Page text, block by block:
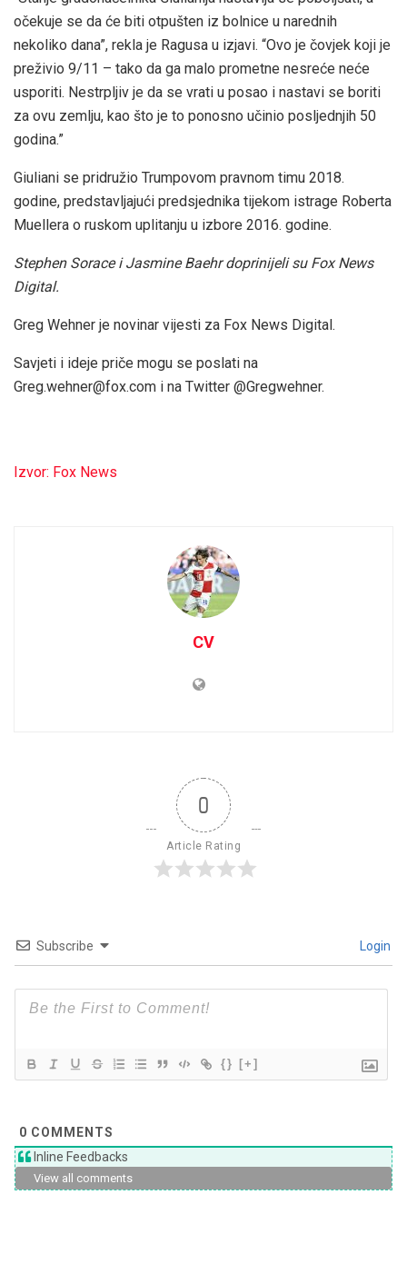
očekuje se da će biti otpušten iz bolnice u narednih
nekoliko dana”, rekla je Ragusa u izjavi. “Ovo je čovjek koji je
preživio 9/11 – tako da ga malo prometne nesreće neće
usporiti. Nestrpljiv je da se vrati u posao i nastavi se boriti
za ovu zemlju, kao što je to ponosno učinio posljednjih 50
godina.”
Giuliani se pridružio Trumpovom pravnom timu 2018.
godine, predstavljajući predsjednika tijekom istrage Roberta
Muellera o ruskom uplitanju u izbore 2016. godine.
Stephen Sorace i Jasmine Baehr doprinijeli su Fox News
Digital.
Greg Wehner je novinar vijesti za Fox News Digital.
Savjeti i ideje priče mogu se poslati na
Greg.wehner@fox.com i na Twitter @Gregwehner.
Izvor: Fox News
CV
0
Article Rating
Subscribe Login
{} [+]
0 COMMENTS
Inline Feedbacks
View all comments